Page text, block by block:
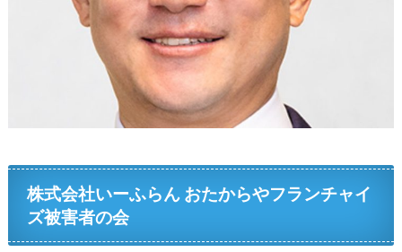
株式会社いーふらん おたからやフランチャイ
ズ被害者の会